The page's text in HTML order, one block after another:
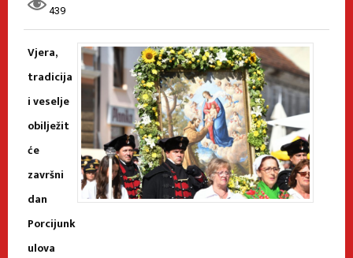
439
Vjera,
tradicija
i veselje
obilježit
će
završni
dan
Porcijunk
ulova